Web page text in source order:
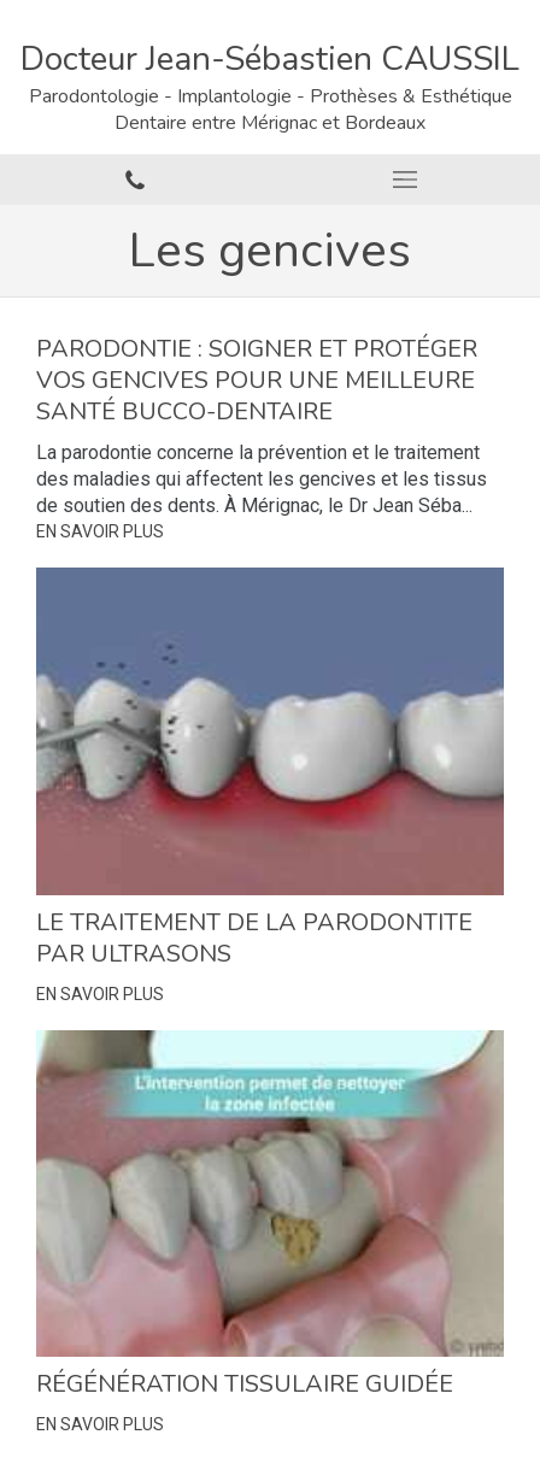
Docteur Jean-Sébastien CAUSSIL
Parodontologie - Implantologie - Prothèses & Esthétique
Dentaire entre Mérignac et Bordeaux
Les gencives
PARODONTIE : SOIGNER ET PROTÉGER
VOS GENCIVES POUR UNE MEILLEURE
SANTÉ BUCCO-DENTAIRE
La parodontie concerne la prévention et le traitement
des maladies qui affectent les gencives et les tissus
de soutien des dents. À Mérignac, le Dr Jean Séba...
EN SAVOIR PLUS
LE TRAITEMENT DE LA PARODONTITE
PAR ULTRASONS
EN SAVOIR PLUS
RÉGÉNÉRATION TISSULAIRE GUIDÉE
EN SAVOIR PLUS